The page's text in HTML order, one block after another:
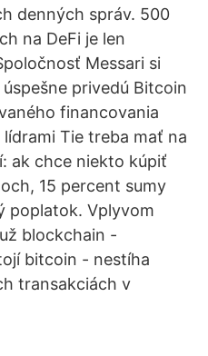
denných správ. 500
na DeFi je len
Messari si
privedú Bitcoin
financovania
Tie treba mať na
ak chce niekto kúpiť
15 percent sumy
poplatok. Vplyvom
blockchain -
bitcoin - nestíha
transakciách v